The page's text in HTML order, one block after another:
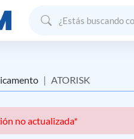
ATORISK
no actualizada*